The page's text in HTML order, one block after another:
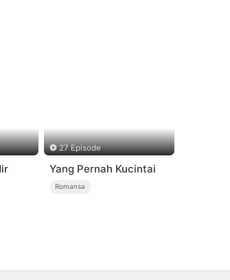
27 Episode
Yang Pernah Kucintai
Romansa